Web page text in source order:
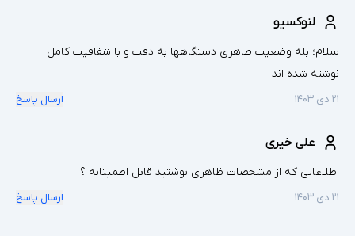
لنوکسیو
سلام؛ بله وضعیت ظاهری دستگاهها به دقت و با شفافیت کامل
نوشته شده اند
۲۱ دی ۱۴۰۳ ارسال پاسخ
علی خیری
اطلاعاتی که از مشخصات ظاهری نوشتید قابل اطمینانه ؟
۲۱ دی ۱۴۰۳ ارسال پاسخ